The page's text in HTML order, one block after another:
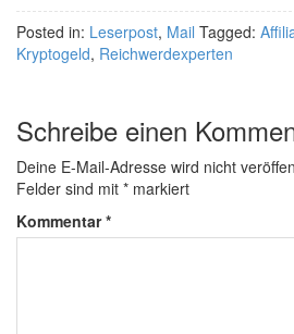
Posted in: Leserpost, Mail Tagged:
Kryptogeld, Reichwerdexperten
Schreibe einen
Deine E-Mail-Adresse wird nicht
Felder sind mit * markiert
Kommentar*